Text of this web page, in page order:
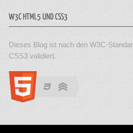
W3C HTML5 UND CSS3
Dieses Blog ist nach den W3C-
CSS3 validiert.